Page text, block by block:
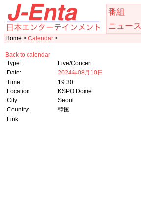
番組
ニュース
Home > Calendar >
Back to calendar
Type:
Live/Concert
Date:
2024年08月10日
Time:
19:30
Location:
KSPO Dome
City:
Seoul
Country:
韓国
Link: